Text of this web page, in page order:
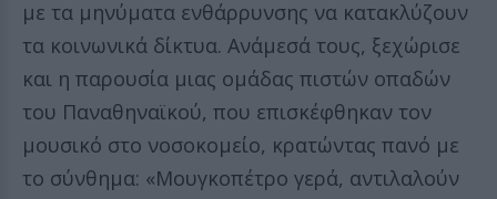
με τα μηνύματα ενθάρρυνσης να κατακλύζουν
τα κοινωνικά δίκτυα. Ανάμεσά τους, ξεχώρισε
και η παρουσία μιας ομάδας πιστών οπαδών
του Παναθηναϊκού, που επισκέφθηκαν τον
μουσικό στο νοσοκομείο, κρατώντας πανό με
το σύνθημα: «Μουγκοπέτρο γερά, αντιλαλούν